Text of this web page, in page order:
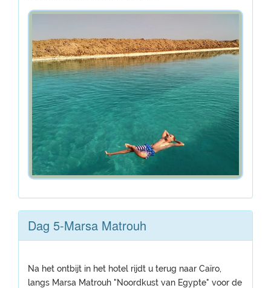
Dag 5-Marsa Matrouh
Na het ontbijt in het hotel rijdt u terug naar Caïro,
langs Marsa Matrouh "Noordkust van Egypte" voor de